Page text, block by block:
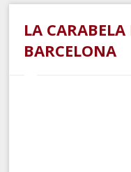
LA CARABELA
BARCELONA